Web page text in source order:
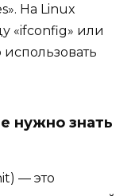
На Linux
«ifconfig» или
нужно знать
— это